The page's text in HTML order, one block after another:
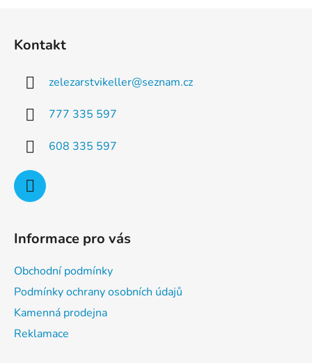
v
Kontakt
zelezarstvikeller@seznam.cz
777 335 597
608 335 597
Informace pro vás
Obchodní podmínky
Podmínky ochrany osobních údajů
Kamenná prodejna
Reklamace